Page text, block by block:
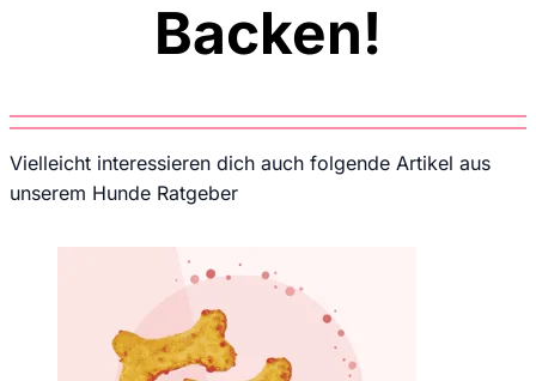
Backen!
Vielleicht interessieren dich auch folgende Artikel aus
unserem Hunde Ratgeber